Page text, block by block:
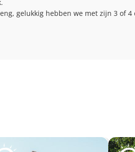
gelukkig hebben we met zijn 3 of 4